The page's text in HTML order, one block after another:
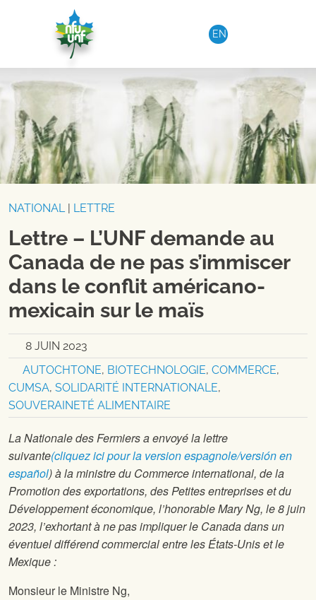
Aller au contenu
EN
NATIONAL| LETTRE
Lettre – L’UNF demande au
Canada de ne pas s’immiscer
dans le conflit américano-
mexicain sur le maïs
8 JUIN 2023
AUTOCHTONE, BIOTECHNOLOGIE, COMMERCE,
CUMSA, SOLIDARITÉ INTERNATIONALE,
SOUVERAINETÉ ALIMENTAIRE
La Nationale des Fermiers a envoyé la lettre
suivante(cliquez ici pour la version espagnole/versión en
español)à la ministre du Commerce international, de la
Promotion des exportations, des Petites entreprises et du
Développement économique, l’honorable Mary Ng, le 8 juin
2023, l’exhortant à ne pas impliquer le Canada dans un
éventuel différend commercial entre les États-Unis et le
Mexique :
Monsieur le Ministre Ng,